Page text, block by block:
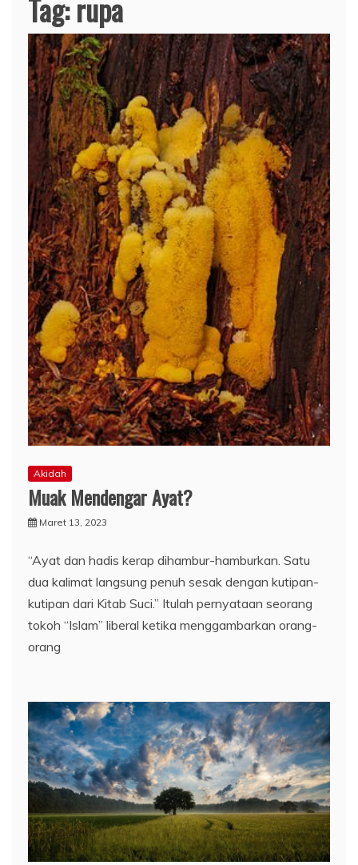
Tag:rupa
Akidah
Muak Mendengar Ayat?
Maret 13, 2023
“Ayat dan hadis kerap dihambur-hamburkan. Satu
dua kalimat langsung penuh sesak dengan kutipan-
kutipan dari Kitab Suci.” Itulah pernyataan seorang
tokoh “Islam” liberal ketika menggambarkan orang-
orang